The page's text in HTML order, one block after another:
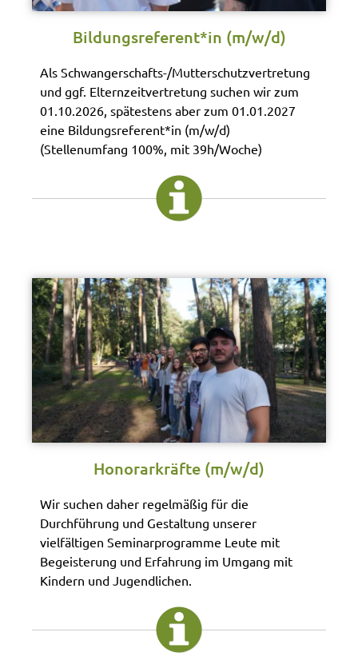
Bildungsreferent*in (m/w/d)
Als Schwangerschafts-/Mutterschutzvertretung
und ggf. Elternzeitvertretung suchen wir zum
01.10.2026, spätestens aber zum 01.01.2027
eine Bildungsreferent*in (m/w/d)
(Stellenumfang 100%, mit 39h/Woche)
Honorarkräfte (m/w/d)
Wir suchen daher regelmäßig für die
Durchführung und Gestaltung unserer
vielfältigen Seminarprogramme Leute mit
Begeisterung und Erfahrung im Umgang mit
Kindern und Jugendlichen.